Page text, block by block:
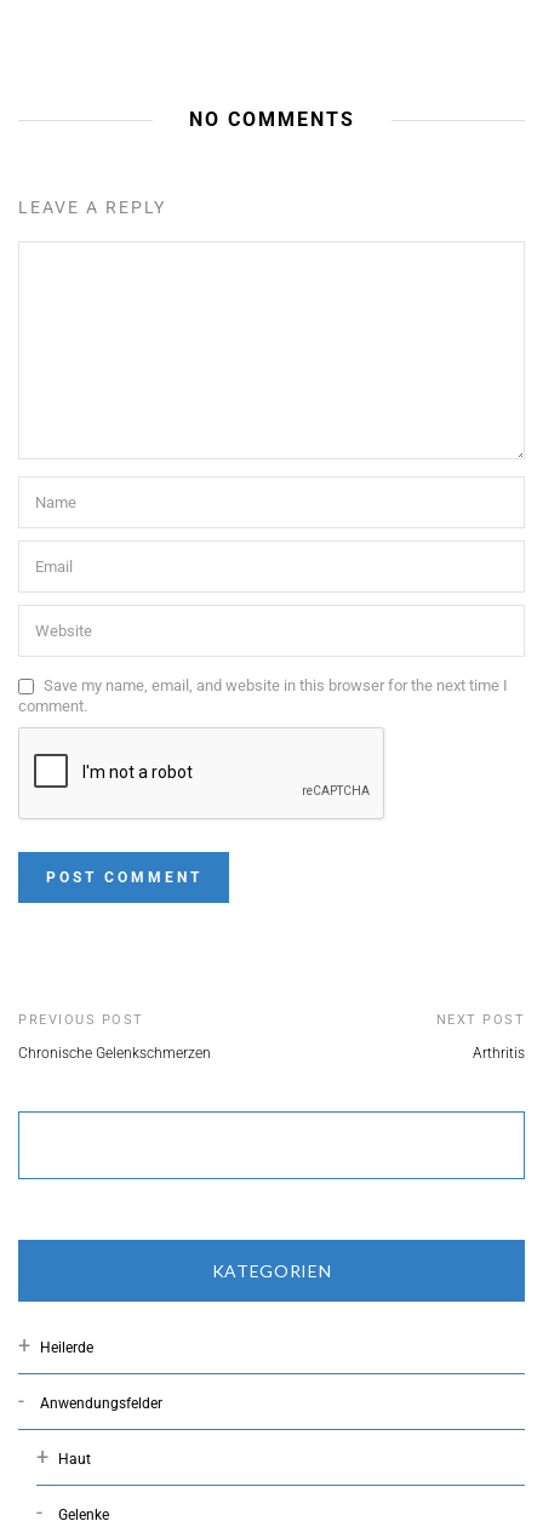
NO COMMENTS
LEAVE A REPLY
Save my name, email, and website in this browser for the next time I
comment.
PREVIOUS POST
Сhronische Gelenkschmerzen
NEXT POST
Arthritis
KATEGORIEN
Heilerde
Anwendungsfelder
Haut
Gelenke